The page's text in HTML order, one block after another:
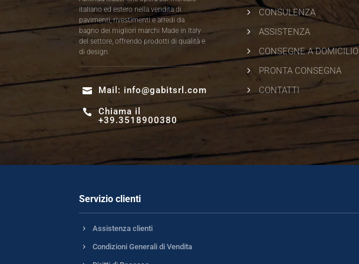
italiano ed estero nella vendita di
pavimenti, rivestimenti e arredi da
bagno dei migliori marchi Made in Italy
del settore, offrendo prodotti di qualità e
di design.
 Mail: info@gabitsrl.com

Chiama il
+39.3518900380
5
CONSULENZA
5
ASSISTENZA
5
CONSEGNE A DOMICILIO
5
PRONTA CONSEGNA
5
CONTATTI
Servizio clienti
5 Assistenza clienti
5 Condizioni Generali di Vendita